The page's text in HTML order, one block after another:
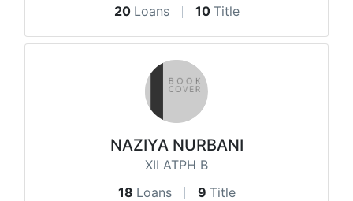
20 Loans 10 Title
NAZIYA NURBANI
XII ATPH B
18 Loans 9 Title